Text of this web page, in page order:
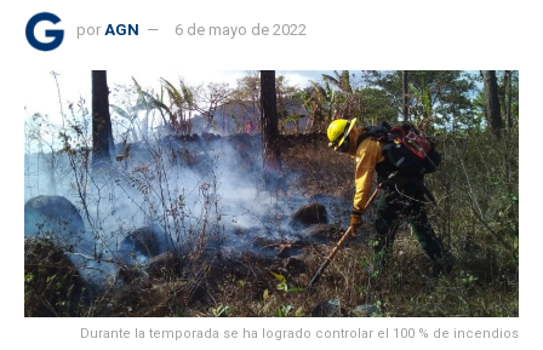
por AGN 6 de mayo de 2022
Durante la temporada se ha logrado controlar el 100 % de incendios